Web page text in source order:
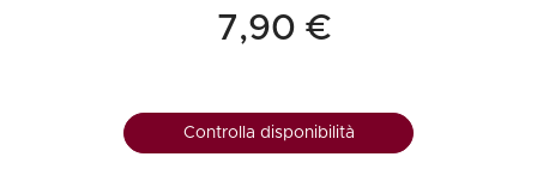
7,90 €
Controlla disponibilità